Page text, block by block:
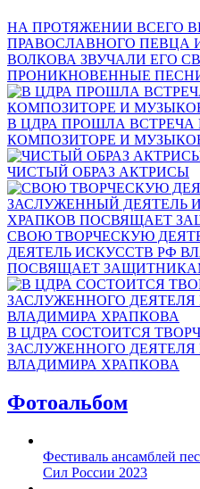
НА ПРОТЯЖЕНИИ ВСЕГО
ПРАВОСЛАВНОГО ПЕВЦА
ВОЛКОВА ЗВУЧАЛИ ЕГО
ПРОНИКНОВЕННЫЕ
В ЦДРА ПРОШЛА ВСТРЕЧА
КОМПОЗИТОРЕ И
ЧИСТЫЙ ОБРАЗ АКТРИСЫ
СВОЮ ТВОРЧЕСКУЮ
ДЕЯТЕЛЬ ИСКУССТВ РФ
ПОСВЯЩАЕТ
В ЦДРА СОСТОИТСЯ
ЗАСЛУЖЕННОГО ДЕЯТЕЛЯ
ВЛАДИМИРА ХРАПКОВА
Фотоальбом
Фестиваль ансамблей
Сил России 2023